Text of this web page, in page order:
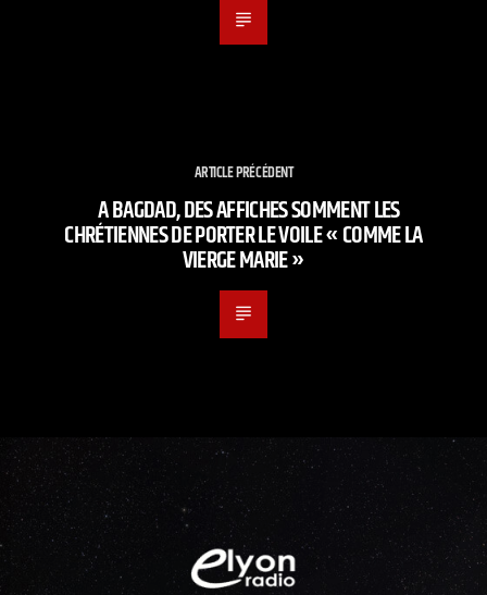
ARTICLE PRÉCÉDENT
A BAGDAD, DES AFFICHES SOMMENT LES
CHRÉTIENNES DE PORTER LE VOILE « COMME LA
VIERGE MARIE »